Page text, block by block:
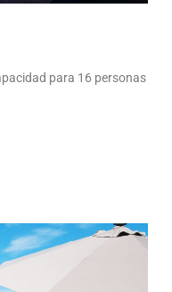
para 16 personas